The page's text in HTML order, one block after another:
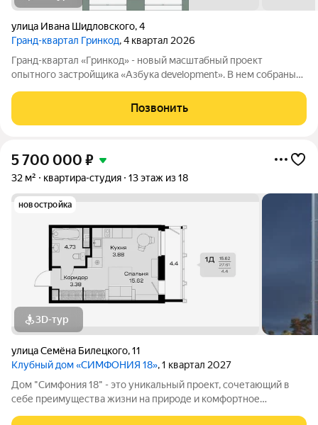
улица Ивана Шидловского,4
Гранд-квартал Гринкод, 4 квартал 2026
Гранд-квартал «Гринкод» - новый масштабный проект
опытного застройщика «Азбука development». В нем собраны
чтобы создать среду для счастливой семейной жизни. Квартал
расположен в 44 микрорайоне
Позвонить
5 700 000 ₽
32 м² квартира-студия 13 этаж из 18
новостройка
3D-тур
улица Семёна Билецкого,11
Клубный дом «СИМФОНИЯ 18», 1 квартал 2027
Дом "Симфония 18" - это уникальный проект, сочетающий в
себе преимущества жизни на природе и комфортное